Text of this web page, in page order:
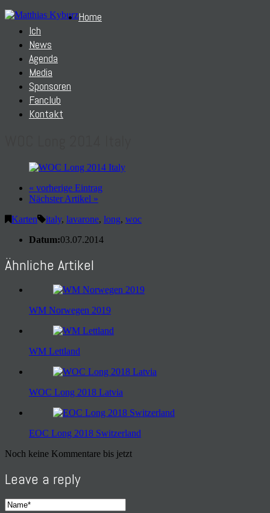
Home
Ich
News
Agenda
Media
Sponsoren
Fanclub
Kontakt
« vorherige Eintrag
Nächster Artikel »
Karten
italy, lavarone, long, woc
Datum:03.07.2014
Ähnliche Artikel
WM Norwegen 2019
WM Lettland
WOC Long 2018 Latvia
EOC Long 2018 Switzerland
Noch keine Kommentare bis jetzt
Leave a reply